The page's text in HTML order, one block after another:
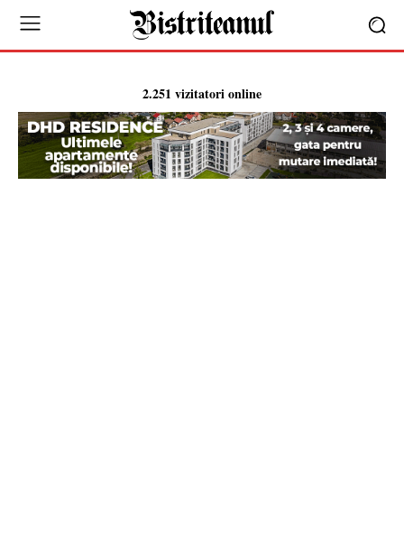
2.251 vizitatori online